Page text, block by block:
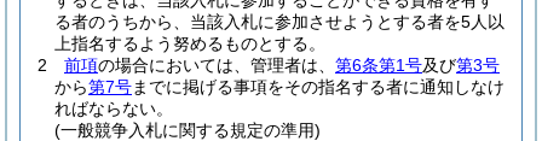
る者のうちから、当該入札に参加させようとする者を5人以
上指名するよう努めるものとする。
2
前項の場合においては、管理者は、 第6条第1号及び第3号
から第7号までに掲げる事項をその指名する者に通知しなけ
ればならない。
(一般競争入札に関する規定の準用)